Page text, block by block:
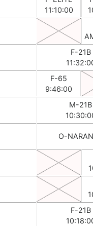
11:10:00
F-21B
F-65
9:46:00
M-21B
O-
F-21B